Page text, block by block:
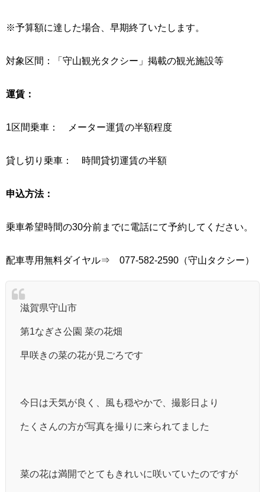
※予算額に達した場合、早期終了いたします。
対象区間：「守山観光タクシー」掲載の観光施設等
運賃：
1区間乗車： メーター運賃の半額程度
貸し切り乗車： 時間貸切運賃の半額
申込方法：
乗車希望時間の30分前までに電話にて予約してください。
配車専用無料ダイヤル⇒ 077-582-2590（守山タクシー）
滋賀県守山市
第1なぎさ公園 菜の花畑
早咲きの菜の花が見ごろです
今日は天気が良く、風も穏やかで、撮影日より
たくさんの方が写真を撮りに来られてました
菜の花は満開でとてもきれいに咲いていたのですが